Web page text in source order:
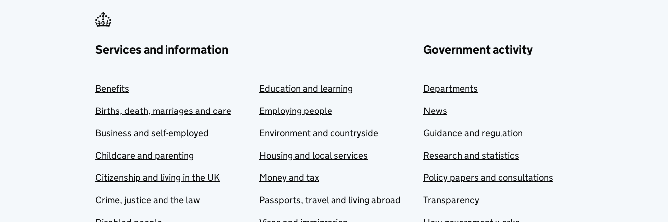
Services and information
Benefits
Births, death, marriages and care
Business and self-employed
Childcare and parenting
Citizenship and living in the UK
Crime, justice and the law
Education and learning
Employing people
Environment and countryside
Housing and local services
Money and tax
Passports, travel and living abroad
Government activity
Departments
News
Guidance and regulation
Research and statistics
Policy papers and consultations
Transparency